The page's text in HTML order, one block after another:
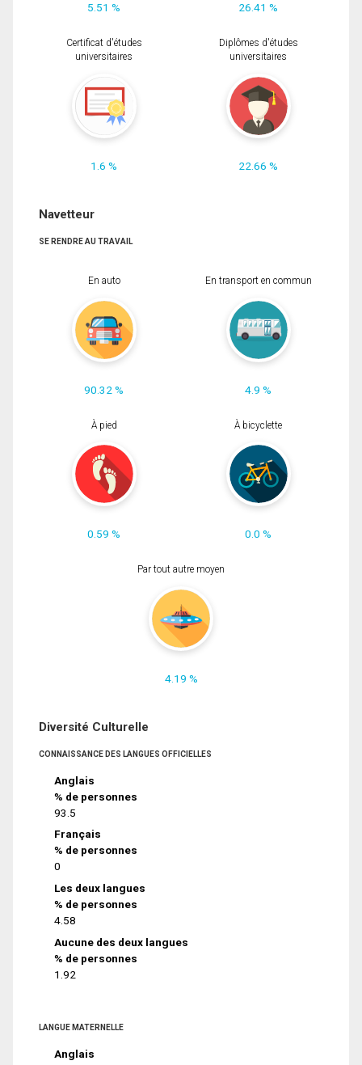
5.51 % 26.41 %
Certificat d'études
universitaires
1.6 %
Diplômes d'études
universitaires
22.66 %
Navetteur
SE RENDRE AU TRAVAIL
En auto
90.32 %
En transport en commun
4.9 %
À pied
0.59 %
À bicyclette
0.0 %
Par tout autre moyen
4.19 %
Diversité Culturelle
CONNAISSANCE DES LANGUES OFFICIELLES
Anglais
% de personnes
93.5
Français
% de personnes
0
Les deux langues
% de personnes
4.58
Aucune des deux langues
% de personnes
1.92
LANGUE MATERNELLE
Anglais